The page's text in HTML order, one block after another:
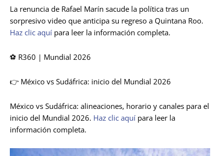
La renuncia de Rafael Marín sacude la política tras un
sorpresivo video que anticipa su regreso a Quintana Roo.
Haz clic aquí para leer la información completa.
⚽ R360 | Mundial 2026
👉 México vs Sudáfrica: inicio del Mundial 2026
México vs Sudáfrica: alineaciones, horario y canales para el
inicio del Mundial 2026. Haz clic aquí para leer la
información completa.